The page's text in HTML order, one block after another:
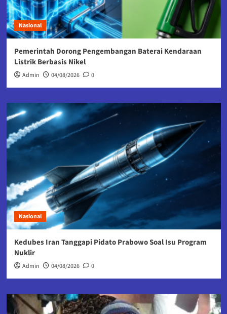
Nasional
Pemerintah Dorong Pengembangan Baterai Kendaraan
Listrik Berbasis Nikel
Admin 04/08/2026 0
Nasional
Kedubes Iran Tanggapi Pidato Prabowo Soal Isu Program
Nuklir
Admin 04/08/2026 0